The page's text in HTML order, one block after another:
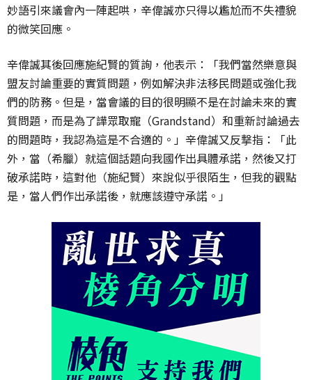
妙語引來議會內一陣起哄，辛偉誠亦只得以尷尬而不失禮貌
的微笑回應。
辛偉誠其後回應施紀賢的質詢，他表示：「我們當然樂意與
盟友討論重要的實質問題，例如解決非法移民問題或強化我
們的防務。但是，當會議的目的很明顯不是在討論未來的實
質問題，而是為了譁眾取寵（Grandstand）和重新討論過去
的問題時，我認為這是不合適的。」辛偉誠又反撃指：「此
外，當（希臘）就這個話題向我國作出具體承諾，然後又打
破承諾時，這對他（施紀賢）來說似乎很陌生，但我的觀點
是，當人們作出承諾後，就應該遵守承諾。」